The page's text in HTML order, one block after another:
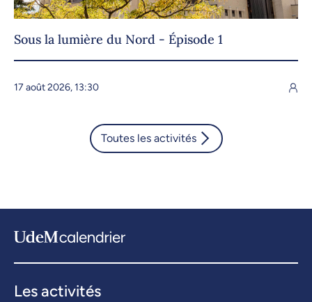
Sous la lumière du Nord - Épisode 1
17 août 2026, 13:30
Toutes les activités
Les activités